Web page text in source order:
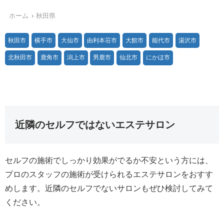
ホーム 秋田県
秋田市 横手市 大仙市 由利本荘市 大館市 能代市 湯沢市
北秋田市 鹿角市 潟上市 男鹿市 仙北市 にかほ市
近隣のセルフではないエステサロン
セルフの施術でしっかり効果がでるか不安という方には、
プロのスタッフの施術が受けられるエステサロンをおすす
めします。近隣のセルフでないサロンもぜひ検討してみて
ください。